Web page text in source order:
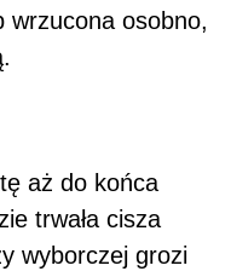
wrzucona osobno,
aż do końca
trwała cisza
wyborczej grozi